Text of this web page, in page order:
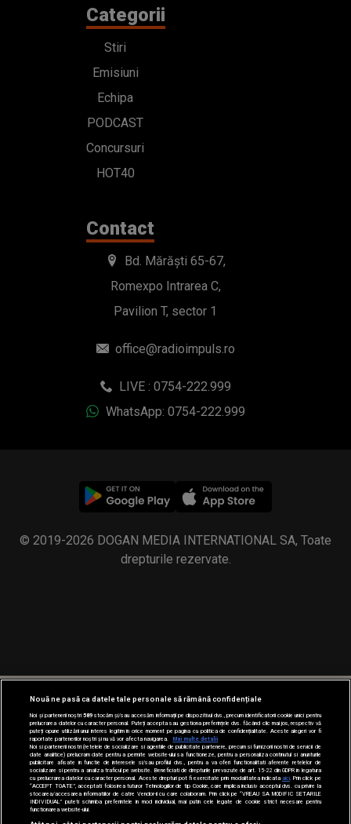
Categorii
Stiri
Emisiuni
Echipa
PODCAST
Concursuri
HOT40
Contact
Bd. Mărăști 65-67,
Romexpo Intrarea C,
Pavilion T, sector 1
office@radioimpuls.ro
LIVE : 0754-222.999
WhatsApp: 0754-222.999
© 2019-2026 DOGAN MEDIA INTERNATIONAL SA, Toate
drepturile rezervate.
Nouă ne pasă ca datele tale personale să rămână confidențiale
Noi și partenerii noștri589stocăm și/sau accesăm informații pe dispozitivul dvs., precum identificatorii cookie unici pentru
prelucrarea datelor cu caracter personal. Puteți accepta sau gestiona preferințele dvs. făcând clic mai jos, respectiv vă
puteți opune utilizării unui interes legitim în orice moment pe pagina cu politica de confidențialitate. Aceste alegeri vor fi
raportate partenerilor noștri și nu vă vor afecta navigarea.
Mai multe detalii
Noi si partenerii nostri (retelele de socializare si agentiile de publicitate partenere, precum si furnizorii nostri de servicii de
date analitice) prelucram date pentru a permite website-ului sa functioneze, pentru a personaliza continutul si anunturile
publicitare afisate in functie de interesele si/sau profilul dvs., pentru a va oferi functionalitati aferente retelelor de
socializare si pentru a analiza traficul pe website. Beneficiati de drepturile prevazute de art. 15-22 din GDPR in legatura
cu prelucrarea datelor cu caracter personal. Aceste drepturi pot fi exercitate prin modalitatea indicataaici . Prin click pe
“ACCEPT TOATE”, acceptati folosirea tuturor Tehnologiilor de tip Cookie, care implica inclusiv acceptul dvs. cu privire la
stocarea/accesarea informatiilor de catre Vendor-ii cu care colaboram. Prin click pe “VREAU SA MODIFIC SETARILE
INDIVIDUAL” puteti schimba preferintele in mod individual, mai putin cele legate de cookie strict necesare pentru
functionarea website-ului.